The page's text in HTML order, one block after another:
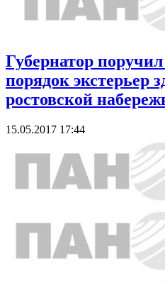
Губернатор
порядок экстерьер
ростовской
15.05.2017 17:44